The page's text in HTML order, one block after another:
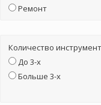
Ремонт
Количество
До 3-х
Больше 3-х